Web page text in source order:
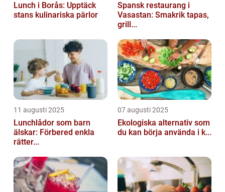
Lunch i Borås: Upptäck
stans kulinariska pärlor
Spansk restaurang i
Vasastan: Smakrik tapas,
grill...
11 augusti 2025
Lunchlådor som barn
älskar: Förbered enkla
rätter...
07 augusti 2025
Ekologiska alternativ som
du kan börja använda i k...